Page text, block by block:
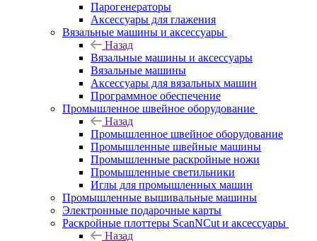
Парогенераторы
Аксессуары для глажения
Вязальные машины и аксессуары
Назад
Вязальные машины и аксессуары
Вязальные машины
Аксессуары для вязальных машин
Программное обеспечение
Промышленное швейное оборудование
Назад
Промышленное швейное оборудование
Промышленные швейные машины
Промышленные раскройные ножи
Промышленные светильники
Иглы для промышленных машин
Промышленные вышивальные машины
Электронные подарочные карты
Раскройные плоттеры ScanNCut и аксессуары
Назад